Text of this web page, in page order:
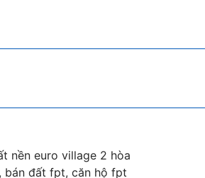
nền euro village 2 hòa
bán đất fpt, căn hộ fpt